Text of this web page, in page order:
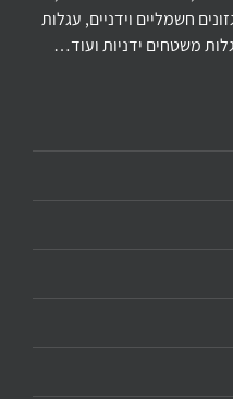
חשמליים וידניים, עגלות
משטחים ידניות ועוד…